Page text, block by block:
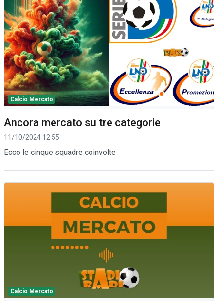
Calcio Mercato
Ancora mercato su tre categorie
11/10/2024 12:55
Ecco le cinque squadre coinvolte
Calcio Mercato